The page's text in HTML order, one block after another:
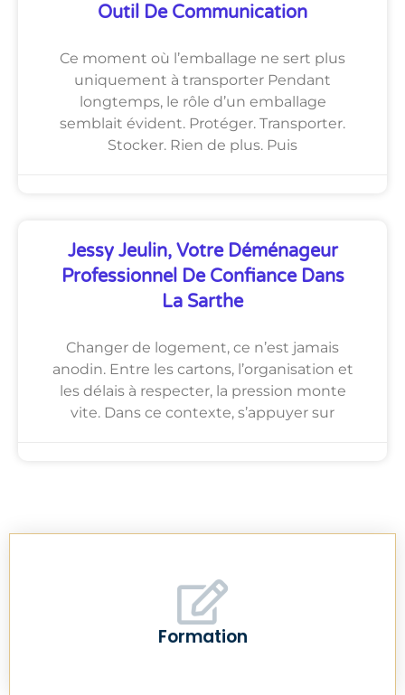
Outil De Communication
Ce moment où l’emballage ne sert plus
uniquement à transporter Pendant
longtemps, le rôle d’un emballage
semblait évident. Protéger. Transporter.
Stocker. Rien de plus. Puis
Jessy Jeulin, Votre Déménageur
Professionnel De Confiance Dans
La Sarthe
Changer de logement, ce n’est jamais
anodin. Entre les cartons, l’organisation et
les délais à respecter, la pression monte
vite. Dans ce contexte, s’appuyer sur
Formation